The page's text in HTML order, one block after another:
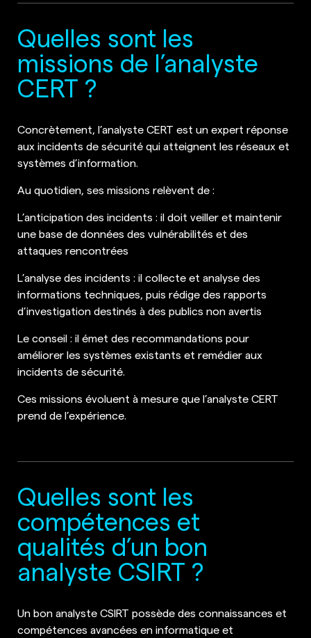
Quelles sont les
missions de l’analyste
CERT ?
Concrètement, l’analyste CERT est un expert réponse
aux incidents de sécurité qui atteignent les réseaux et
systèmes d’information.
Au quotidien, ses missions relèvent de :
L’anticipation des incidents : il doit veiller et maintenir
une base de données des vulnérabilités et des
attaques rencontrées
L’analyse des incidents : il collecte et analyse des
informations techniques, puis rédige des rapports
d’investigation destinés à des publics non avertis
Le conseil : il émet des recommandations pour
améliorer les systèmes existants et remédier aux
incidents de sécurité.
Ces missions évoluent à mesure que l’analyste CERT
prend de l’expérience.
Quelles sont les
compétences et
qualités d’un bon
analyste CSIRT ?
Un bon analyste CSIRT possède des connaissances et
compétences avancées en informatique et